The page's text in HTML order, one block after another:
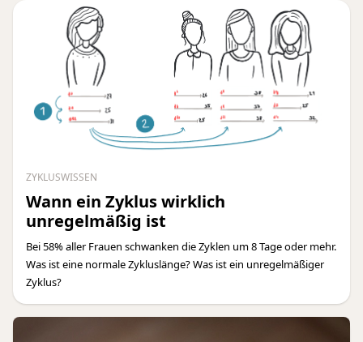
ZYKLUSWISSEN
Wann ein Zyklus wirklich
unregelmäßig ist
Bei 58% aller Frauen schwanken die Zyklen um 8 Tage oder mehr.
Was ist eine normale Zykluslänge? Was ist ein unregelmäßiger
Zyklus?